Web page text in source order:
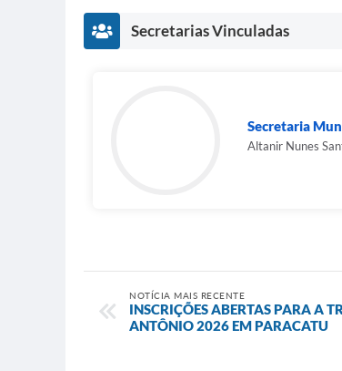
Secretarias Vinculadas
Secretaria
Altanir Nunes
NOTÍCIA MAIS RECENTE
INSCRIÇÕES ABERTAS PARA A
ANTÔNIO 2026 EM PARACATU